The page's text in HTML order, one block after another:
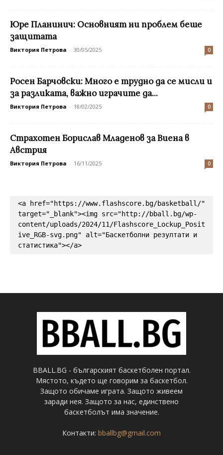
Юре Планинич: Основният ни проблем беше
защитата
Виктория Петрова - 30/05/2025 0
Росен Барчовски: Много е трудно да се мисли и
за разликата, важно играчите да...
Виктория Петрова - 18/02/2025 0
Страхотен Борислав Младенов за Виена в
Австрия
Виктория Петрова - 16/11/2025 0
<a href="https://www.flashscore.bg/basketball/"
target="_blank"><img src="http://bball.bg/wp-
content/uploads/2024/11/Flashscore_Lockup_Posit
ive_RGB-svg.png" alt="Баскетболни резултати и
статистика"></a>
BBALL.BG - българският баскетболен портал.
Мястото, където ще говорим за баскетбол.
Защото обичаме играта. Защото живеем
заради нея. Защото за нас, единствено
баскетболът има значение.
Контакти: bballbg@gmail.com